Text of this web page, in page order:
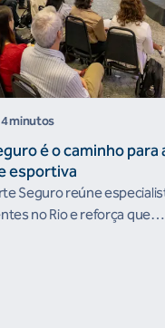
4 minutos
é o caminho para
esportiva
Seguro reúne
no Rio e reforça que